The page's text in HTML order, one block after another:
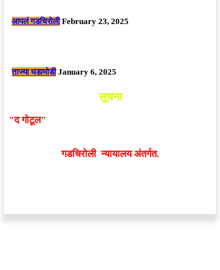
आपलं गडचिरोली February 23, 2025
ताज्या घडामोडी January 6, 2025
सूचना
"द गोटूल"
गडचिरोली न्यायालय अंतर्गत.